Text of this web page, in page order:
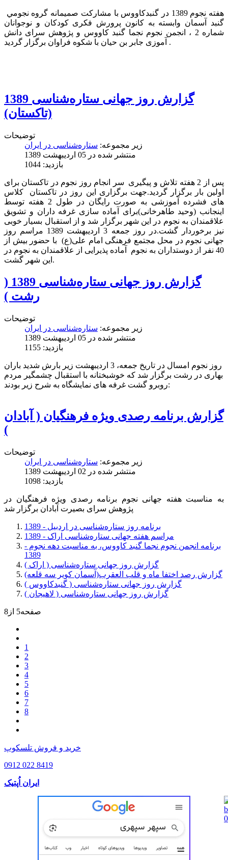
گنبد آسمان وابسته به کانون پرورش فکری کودکان و نوجوانان
شماره 2 ، انجمن نجوم نجما گنبد كاووس و پژوهش سرای دانش
آموزی جابر بن حیان با شکوه فراوان برگزار گردید .
گزارش روز جهانی ستاره‌شناسی 1389
(تاکستان)
توضیحات
زیر مجموعه: ستاره‌شناسی در ایران
منتشر شده در 05 ارديبهشت 1389
بازدید: 1044
پس از 2 هفته تلاش و پیگیری سر انجام روز نجوم در تاکستان برای
اولین بار برگزار گردید.جهت برگزاری این روز در تاکستان کلاس
های فشرده آموزشی به صورت رایگان در طول 2 هفته توسط
اینجانب (وحید طاهرخانی)برای آماده سازی غرفه داران و تشویق
علاقمندان به نجوم در این شهر برگزار شد و از استقبال بسیار خوبی
نیز برخوردار گشت.در روز جمعه 3 اردیبهشت 1389 مراسم روز
جهانی نجوم در محل مجتمع فرهنگی امام علی(ع) با حضور بیش از
40 نفر از دوستداران به نجوم آماده پذیرایی از علاقمندان به نجوم در
این شهر گشت.
گزارش روز جهانی ستاره‌شناسی 1389 (
رشت )
توضیحات
زیر مجموعه: ستاره‌شناسی در ایران
منتشر شده در 05 ارديبهشت 1389
بازدید: 1155
روز نجوم امسال در تاریخ جمعه، 3 اردیبهشت زیر بارش شدید باران
بهاری در رشت برگزار شد که خوشبختانه با استقبال چشمگیر مردم
روبرو گشت غرفه های نمایشگاه به شرح زیر بودند:
گزارش برنامه رصدی ویژه فرهنگیان ( آبادان
)
توضیحات
زیر مجموعه: ستاره‌شناسی در ایران
منتشر شده در 02 ارديبهشت 1389
بازدید: 1098
به مناسبت هفته جهانی نجوم برنامه رصدی ویژه فرهنگیان در
پژوهش سرای بصیرت آبادان برگزار شد
برنامه روز ستاره‌شناسی در اردبیل - 1389
مراسم هفته جهانی ستاره‌شناسی اراک - 1389
برنامه انجمن نجوم نجما گنبد کاووس، به مناسبت دهه نجوم -
1389
گزارش روز جهانی ستاره‌شناسی ( اراک )
گزارش رصد اختفا ماه و قلب العقرب(آسمان کویر سه قلعه)
گزارش روز جهانی ستاره‌شناسی ( گنبدکاووس )
گزارش روز جهانی ستاره‌شناسی ( لاهیجان )
صفحه5 از8
1
2
3
4
5
6
7
8
خرید و فروش تلسکوپ
0912 022 8419
ایران اُپتیک